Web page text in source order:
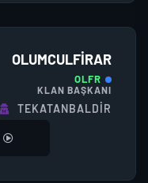
OLUMCULFIRAR
OLFR
KLAN BAŞKANI
TEKATANBALDIR